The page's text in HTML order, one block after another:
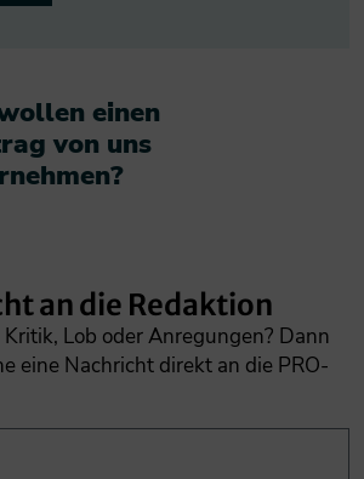
einen
von uns
an die Redaktion
Kritik, Lob oder Anregungen? Dann
eine Nachricht direkt an die PRO-